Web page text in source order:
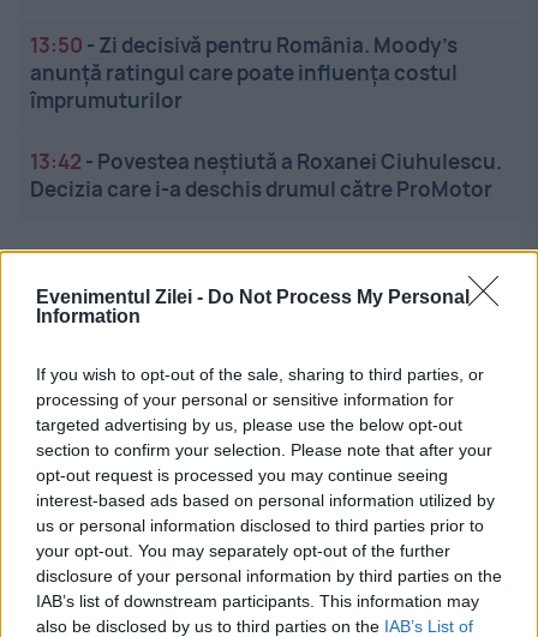
Evenimentul Zilei - Do Not Process My Personal
Information
If you wish to opt-out of the sale, sharing to third parties, or
processing of your personal or sensitive information for
targeted advertising by us, please use the below opt-out
section to confirm your selection. Please note that after your
opt-out request is processed you may continue seeing
interest-based ads based on personal information utilized by
us or personal information disclosed to third parties prior to
your opt-out. You may separately opt-out of the further
disclosure of your personal information by third parties on the
IAB’s list of downstream participants. This information may
also be disclosed by us to third parties on the IAB’s List of
13:50 - Zi decisivă pentru România. Moody’s
anunță ratingul care poate influența costul
împrumuturilor
13:42 - Povestea neștiută a Roxanei Ciuhulescu.
Decizia care i-a deschis drumul către ProMotor
Cel mai bun portal de stiri!
Evenimentul Zilei este o publicație multimedia, dedicată
celor care apreciază știrile corecte, obiective și
relevante din toate domeniile de activitate
Linkuri utile